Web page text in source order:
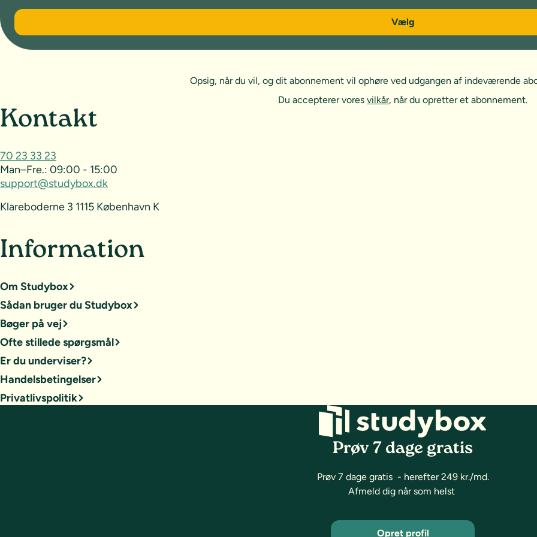
6 måneder
Vælg
Opsig, når du vil, og dit abonnement vil ophøre ved udgangen af indeværende
Du accepterer vores vilkår, når du opretter et abonnement.
Sideoversigt og kontakt
Kontakt
70 23 33 23
Man–Fre.: 09:00 - 15:00
support@studybox.dk
Klareboderne 3 1115 København K
Information
Om Studybox
Sådan bruger du Studybox
Bøger på vej
Ofte stillede spørgsmål
Er du underviser?
Handelsbetingelser
Privatlivspolitik
Prøv 7 dage gratis
Prøv 7 dage gratis - herefter 249 kr./md.
Afmeld dig når som helst
Opret profil